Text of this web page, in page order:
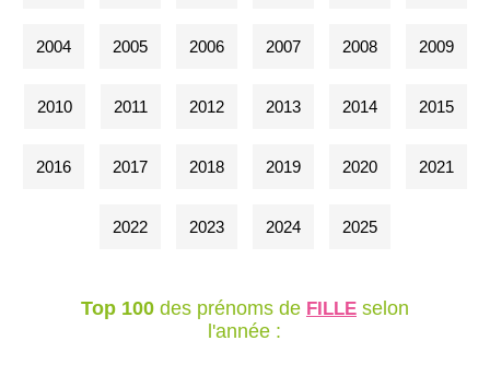
2004 2005 2006 2007 2008 2009
2010 2011 2012 2013 2014 2015
2016 2017 2018 2019 2020 2021
2022 2023 2024 2025
Top 100des prénoms de FILLEselon
l'année :